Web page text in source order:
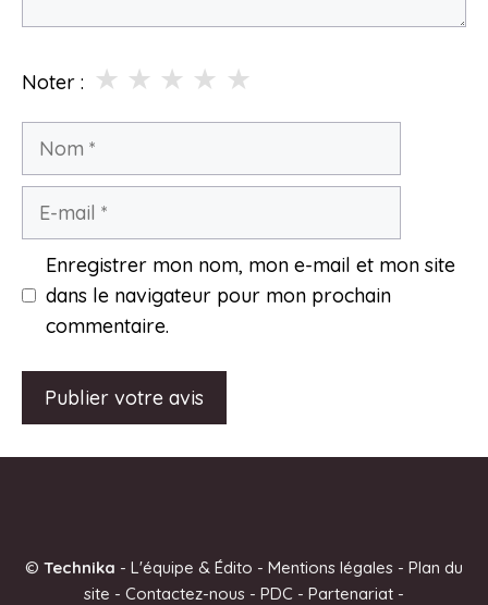
Noter : ★
★
★
★
★
Nom
Enregistrer mon nom, mon e-mail et mon site
dans le navigateur pour mon prochain
commentaire.
r
© Technika - L'équipe & Édito - Mentions légales - Plan du
site - Contactez-nous - PDC - Partenariat -